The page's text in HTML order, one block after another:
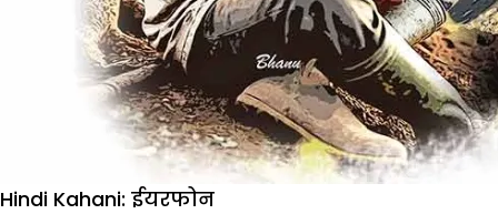
Hindi Kahani: ईयरफोन